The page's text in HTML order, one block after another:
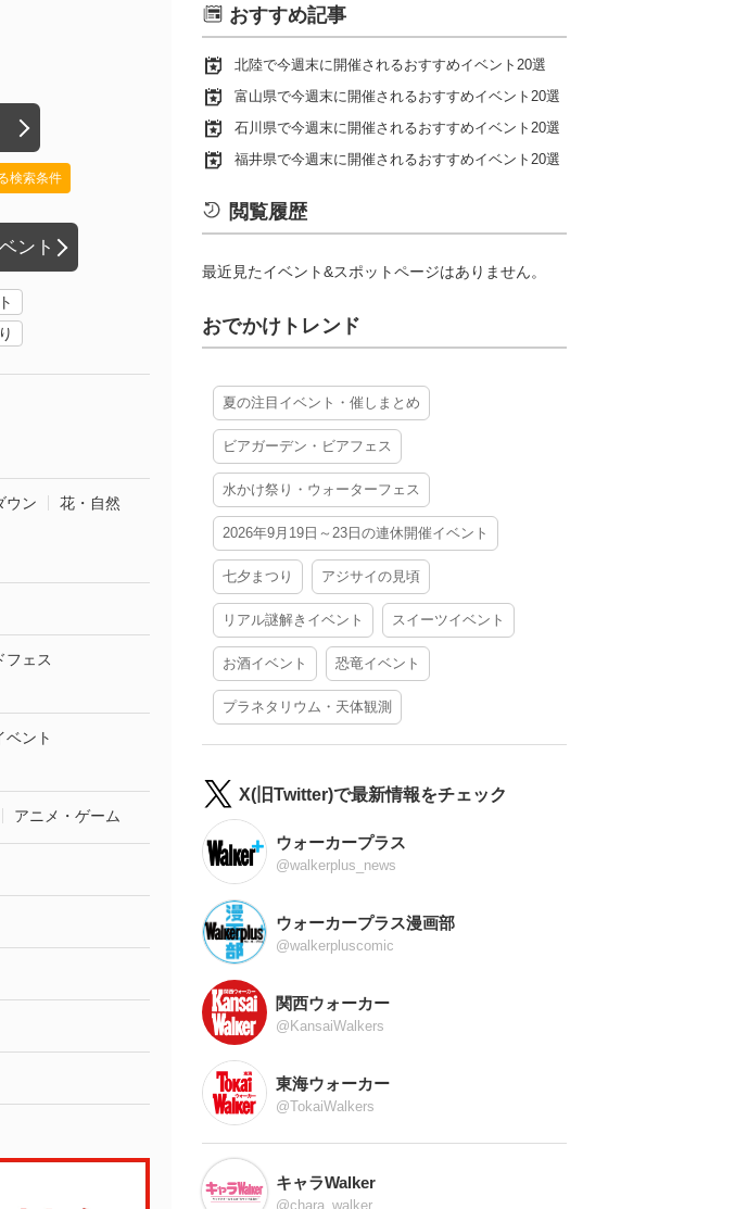
ント
検索条件
ウン
花・自然
フェス
ベント
アニメ・ゲーム
おすすめ記事
北陸で今週末に開催されるおすすめイベント20選
富山県で今週末に開催されるおすすめイベント20選
石川県で今週末に開催されるおすすめイベント20選
福井県で今週末に開催されるおすすめイベント20選
閲覧履歴
最近見たイベント&スポットページはありません。
おでかけトレンド
夏の注目イベント・催しまとめ
ビアガーデン・ビアフェス
水かけ祭り・ウォーターフェス
2026年9月19日～23日の連休開催イベント
七夕まつり アジサイの見頃
リアル謎解きイベント スイーツイベント
お酒イベント 恐竜イベント
プラネタリウム・天体観測
X(旧Twitter)で最新情報をチェック
ウォーカープラス
@walkerplus_news
ウォーカープラス漫画部
@walkerpluscomic
関西ウォーカー
@KansaiWalkers
東海ウォーカー
@TokaiWalkers
キャラWalker
@chara_walker_